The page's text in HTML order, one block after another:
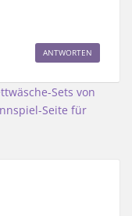
ANTWORTEN
Sets von
Seite für